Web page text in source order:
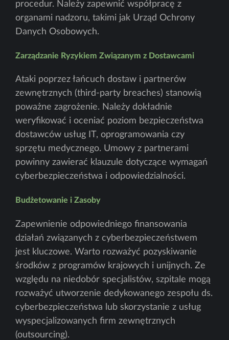
procedur. Należy zapewnić współpracę z
organami nadzoru, takimi jak Urząd Ochrony
Danych Osobowych.
Zarządzanie Ryzykiem Związanym z Dostawcami
Ataki poprzez łańcuch dostaw i partnerów
zewnętrznych (third-party breaches) stanowią
poważne zagrożenie. Należy dokładnie
weryfikować i oceniać poziom bezpieczeństwa
dostawców usług IT, oprogramowania czy
sprzętu medycznego. Umowy z partnerami
powinny zawierać klauzule dotyczące wymagań
cyberbezpieczeństwa i odpowiedzialności.
Budżetowanie i Zasoby
Zapewnienie odpowiedniego finansowania
działań związanych z cyberbezpieczeństwem
jest kluczowe. Warto rozważyć pozyskiwanie
środków z programów krajowych i unijnych. Ze
względu na niedobór specjalistów, szpitale mogą
rozważyć utworzenie dedykowanego zespołu ds.
cyberbezpieczeństwa lub skorzystanie z usług
wyspecjalizowanych firm zewnętrznych
(outsourcing).